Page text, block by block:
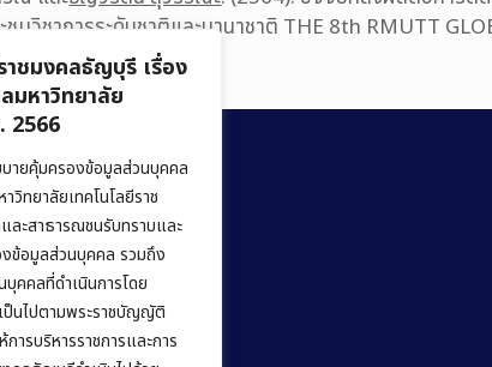
าชมงคลธัญบุรี เรื่อง
มหาวิทยาลัย
2566
บายคุ้มครองข้อมูลส่วนบุคคล
วิทยาลัยเทคโนโลยีราช
ละสาธารณชนรับทราบและ
งข้อมูลส่วนบุคคล รวมถึง
คคลที่ดำเนินการโดย
ป็นไปตามพระราชบัญญัติ
รบริหารราชการและการ
ชุมวิชาการระดับชาติและนานาชาติ THE 8th RMUTT
โนโลยีราชมงคลธัญบุรี.
รี
หก